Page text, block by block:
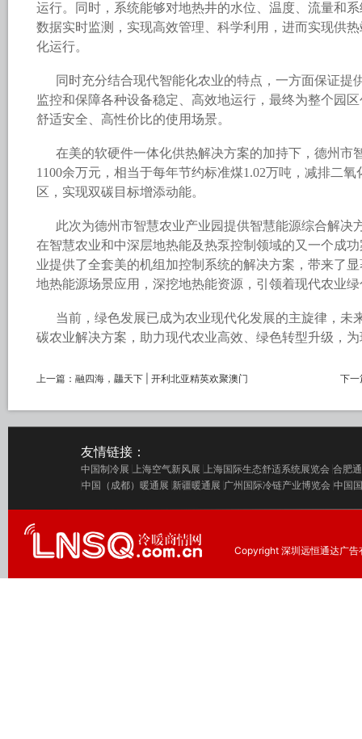
运行。同时，系统能够对地热井的水位、温度、流量和
数据实时监测，实现高效管理、科学利用，进而实现供
化运行。
同时充分结合现代智能化农业的特点，一方面保证提
监控和保障各种设备稳定、高效地运行，最终为整个园
舒适安全、高性价比的使用场景。
在美的软硬件一体化供热解决方案的加持下，德州市
1100余万元，相当于每年节约标准煤1.02万吨，减排二
区，实现双碳目标增添动能。
此次为德州市智慧农业产业园提供智慧能源综合解决
在智慧农业和中深层地热能及热泵控制领域的又一个成
业提供了全套美的机组加控制系统的解决方案，带来了
地热能源场景应用，深挖地热能资源，引领着现代农业
当前，绿色发展已成为农业现代化发展的主旋律，未
碳农业解决方案，助力现代农业高效、绿色转型升级，
上一篇： 融四海，龘天下 | 开利北亚精英欢聚澳门 下一
友情链接：
中国制冷展 上海空气新风展 上海国际生态舒适系统展览会 合肥
中国（成都）暖通展 新疆暖通展 广州国际冷链产业博览会 中国
Copyright 深圳远恒通达广告